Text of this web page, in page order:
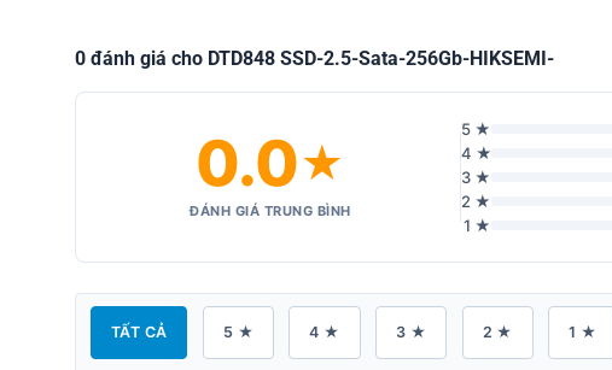
0 đánh giá cho DTD848 SSD-2.5-Sata-256Gb-HIKSEMI-
0.0★
ĐÁNH GIÁ TRUNG BÌNH
5 ★
4 ★
3 ★
2 ★
1 ★
TẤT CẢ 5 ★ 4 ★ 3 ★ 2 ★ 1 ★